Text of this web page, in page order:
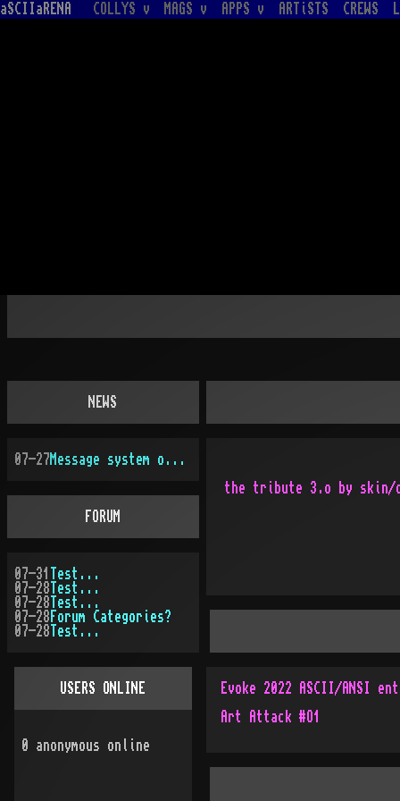
aSCIIaRENA COLLYS v MAGS v APPS v ARTiSTS CREWS
the tribute 3.o by skin/
Evoke 2022 ASCII/ANSI
Art Attack #O1
NEWS
07-27 Message system overhauled
FORUM
07-31
Test...
07-28 Test...
07-28 Test...
07-28 Forum Categories?
07-28 Test...
USERS ONLINE
0 anonymous online